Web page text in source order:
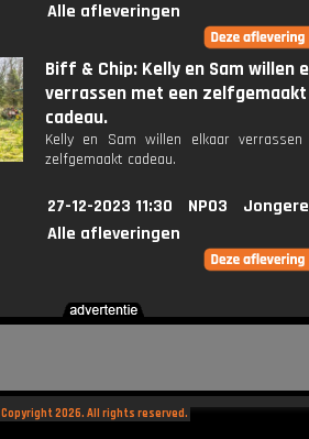
Alle afleveringen
Biff & Chip: Kelly en Sam willen
verrassen met een zelfgemaakt
cadeau.
Kelly en Sam willen elkaar
zelfgemaakt cadeau.
27-12-2023 11:30 NPO3
Alle afleveringen
Copyright 2026. All rights reserved.